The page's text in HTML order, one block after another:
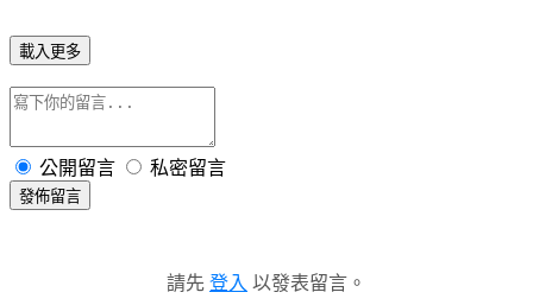
載入更多
公開留言 私密留言
發佈留言
請先 登入 以發表留言。